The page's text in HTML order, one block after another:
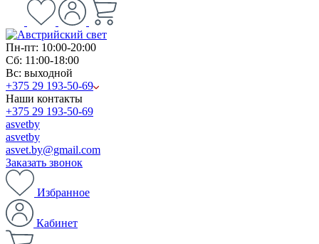
Пн-пт: 10:00-20:00
Сб: 11:00-18:00
Вс: выходной
+375 29 193-50-69
Наши контакты
+375 29 193-50-69
asvetby
asvetby
asvet.by@gmail.com
Заказать звонок
Избранное
Кабинет